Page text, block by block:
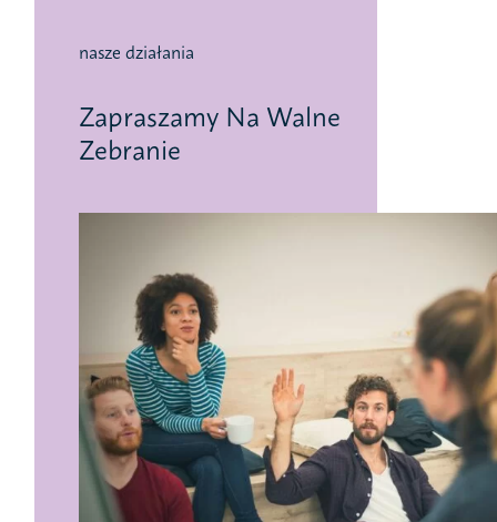
nasze działania
Zapraszamy Na Walne
Zebranie